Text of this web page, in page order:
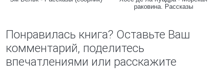
раковина. Рассказы
Понравилась книга? Оставьте Ваш
комментарий, поделитесь
впечатлениями или расскажите